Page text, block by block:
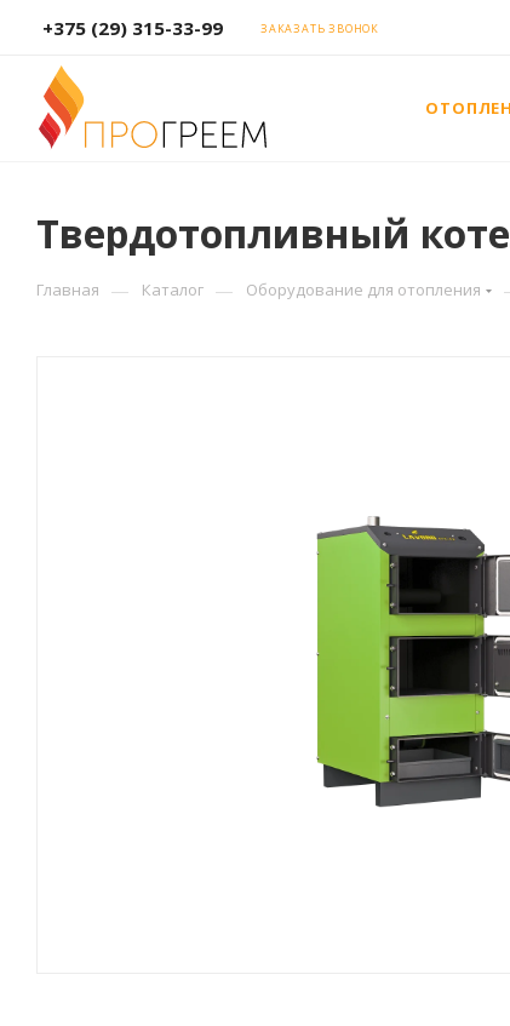
+375 (29) 315-33-99 ЗАКАЗАТЬ ЗВОНОК
Твердотопливный
Главная — Каталог — Оборудование для отопления